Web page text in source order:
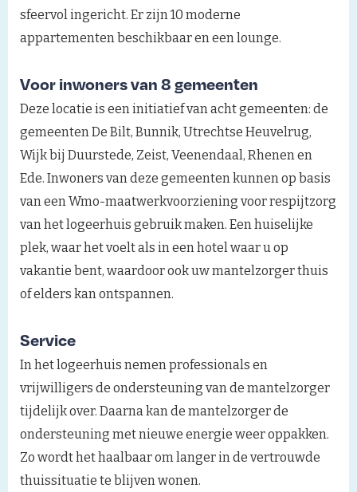
sfeervol ingericht. Er zijn 10 moderne
appartementen beschikbaar en een lounge.
Voor inwoners van 8 gemeenten
Deze locatie is een initiatief van acht gemeenten: de
gemeenten De Bilt, Bunnik, Utrechtse Heuvelrug,
Wijk bij Duurstede, Zeist, Veenendaal, Rhenen en
Ede. Inwoners van deze gemeenten kunnen op basis
van een Wmo-maatwerkvoorziening voor respijtzorg
van het logeerhuis gebruik maken. Een huiselijke
plek, waar het voelt als in een hotel waar u op
vakantie bent, waardoor ook uw mantelzorger thuis
of elders kan ontspannen.
Service
In het logeerhuis nemen professionals en
vrijwilligers de ondersteuning van de mantelzorger
tijdelijk over. Daarna kan de mantelzorger de
ondersteuning met nieuwe energie weer oppakken.
Zo wordt het haalbaar om langer in de vertrouwde
thuissituatie te blijven wonen.